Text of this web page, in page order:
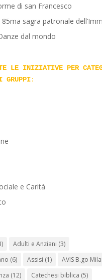
di san Francesco
sagra patronale
dal mondo
LE INIZIATIVE PER
GRUPPI:
e Carità
Adulti e Anziani (3)
(6) Assisi (1) AVIS B.go
(12) Catechesi biblica (5)